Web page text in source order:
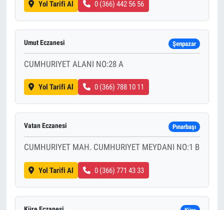
Yol Tarifi Al 0 (366) 442 56 56
Umut Eczanesi Şenpazar
CUMHURIYET ALANI NO:28 A
Yol Tarifi Al 0 (366) 788 10 11
Vatan Eczanesi Pınarbaşı
CUMHURIYET MAH. CUMHURIYET MEYDANI NO:1 B
Yol Tarifi Al 0 (366) 771 43 33